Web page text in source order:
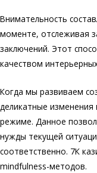
Внимательность
моменте, отслеживая
заключений. Этот
качеством
Когда мы развиваем
деликатные
режиме. Данное
нужды текущей
соответственно. 7К
mindfulness-методов.